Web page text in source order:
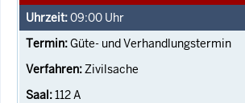
09:00 Uhr
Güte- und Verhandlungstermin
Zivilsache
112 A